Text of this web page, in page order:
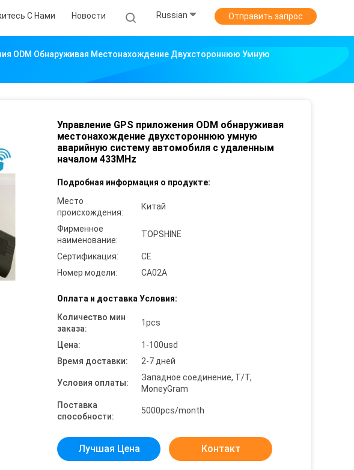
С Нами Новости Russian Отправить запрос
ODM Обнаруживая Местонахождение Двухстороннюю Умную
Управление GPS приложения ODM обнаруживая
местонахождение двухстороннюю умную
аварийную систему автомобиля с удаленным
началом 433MHz
Подробная информация о продукте:
Место
происхождения:
Китай
Фирменное
наименование:
TOPSHINE
Сертификация:
CE
Номер модели:
CA02A
Оплата и доставка Условия:
Количество мин
заказа:
1pcs
Цена:
1-100usd
Время доставки:
2-7 дней
Условия оплаты:
Западное соединение, T/T,
MoneyGram
Поставка
способности:
5000pcs/month
Лучшая Цена Контакт